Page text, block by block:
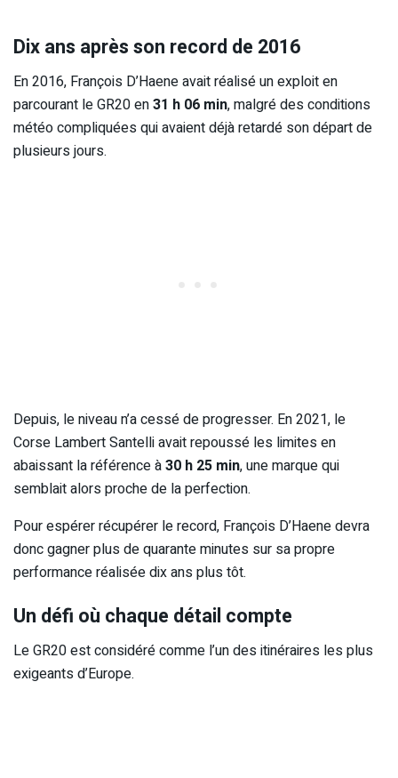
Dix ans après son record de 2016
En 2016, François D’Haene avait réalisé un exploit en
parcourant le GR20 en31 h 06 min, malgré des conditions
météo compliquées qui avaient déjà retardé son départ de
plusieurs jours.
Depuis, le niveau n’a cessé de progresser. En 2021, le
Corse Lambert Santelli avait repoussé les limites en
abaissant la référence à30 h 25 min, une marque qui
semblait alors proche de la perfection.
Pour espérer récupérer le record, François D’Haene devra
donc gagner plus de quarante minutes sur sa propre
performance réalisée dix ans plus tôt.
Un défi où chaque détail compte
Le GR20 est considéré comme l’un des itinéraires les plus
exigeants d’Europe.